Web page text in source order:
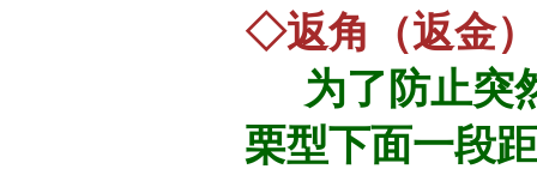
◇返角（返金）
为了防止突
栗型下面一段